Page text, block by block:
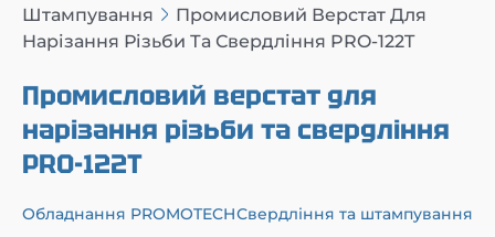
Штампування
Промисловий Верстат Для
Нарізання Різьби Та Свердління PRO-122T
Промисловий верстат для
нарізання різьби та свердління
PRO-122T
Обладнання PROMOTECHСвердління та штампування